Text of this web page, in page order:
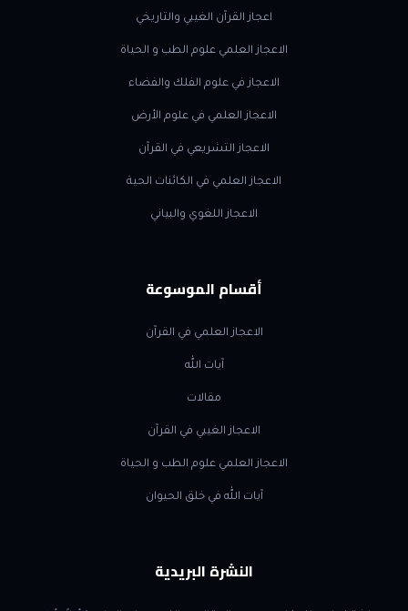
اعجاز القرآن الغيبي والتاريخي
الاعجاز العلمي علوم الطب و الحياة
الاعجاز في علوم الفلك والفضاء
الاعجاز العلمي في علوم الأرض
الاعجاز التشريعي في القرآن
الاعجاز العلمي في الكائنات الحية
الاعجاز اللغوي والبياني
أقسام الموسوعة
الاعجاز العلمي في القرآن
آيات الله
مقالات
الاعجاز الغيبي في القرآن
الاعجاز العلمي علوم الطب و الحياة
آيات الله في خلق الحيوان
النشرة البريدية